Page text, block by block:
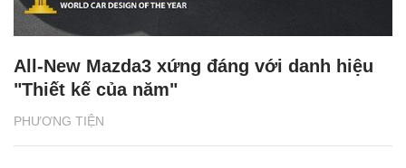
PHƯƠNG TIỆN
All-New Mazda3 xứng đáng với danh hiệu
"Thiết kế của năm"